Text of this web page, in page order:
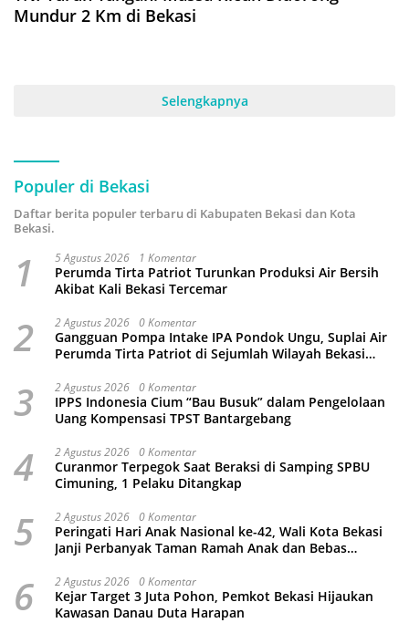
Mundur 2 Km di Bekasi
Selengkapnya
Populer di Bekasi
Daftar berita populer terbaru di Kabupaten Bekasi dan Kota
Bekasi.
1 5 Agustus 2026 1 Komentar
Perumda Tirta Patriot Turunkan Produksi Air Bersih
Akibat Kali Bekasi Tercemar
2 2 Agustus 2026 0 Komentar
Gangguan Pompa Intake IPA Pondok Ungu, Suplai Air
Perumda Tirta Patriot di Sejumlah Wilayah Bekasi
3 2 Agustus 2026 0 Komentar
IPPS Indonesia Cium “Bau Busuk” dalam Pengelolaan
Uang Kompensasi TPST Bantargebang
4 2 Agustus 2026 0 Komentar
Curanmor Terpegok Saat Beraksi di Samping SPBU
Cimuning, 1 Pelaku Ditangkap
5 2 Agustus 2026 0 Komentar
Peringati Hari Anak Nasional ke-42, Wali Kota Bekasi
Janji Perbanyak Taman Ramah Anak dan Bebas
6 2 Agustus 2026 0 Komentar
Kejar Target 3 Juta Pohon, Pemkot Bekasi Hijaukan
Kawasan Danau Duta Harapan